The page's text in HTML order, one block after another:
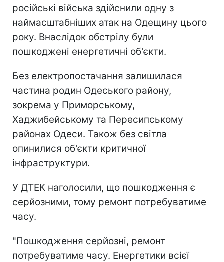
російські війська здійснили одну з
наймасштабніших атак на Одещину цього
року. Внаслідок обстрілу були
пошкоджені енергетичні об'єкти.
Без електропостачання залишилася
частина родин Одеського району,
зокрема у Приморському,
Хаджибейському та Пересипському
районах Одеси. Також без світла
опинилися об'єкти критичної
інфраструктури.
У ДТЕК наголосили, що пошкодження є
серйозними, тому ремонт потребуватиме
часу.
"Пошкодження серйозні, ремонт
потребуватиме часу. Енергетики всієї